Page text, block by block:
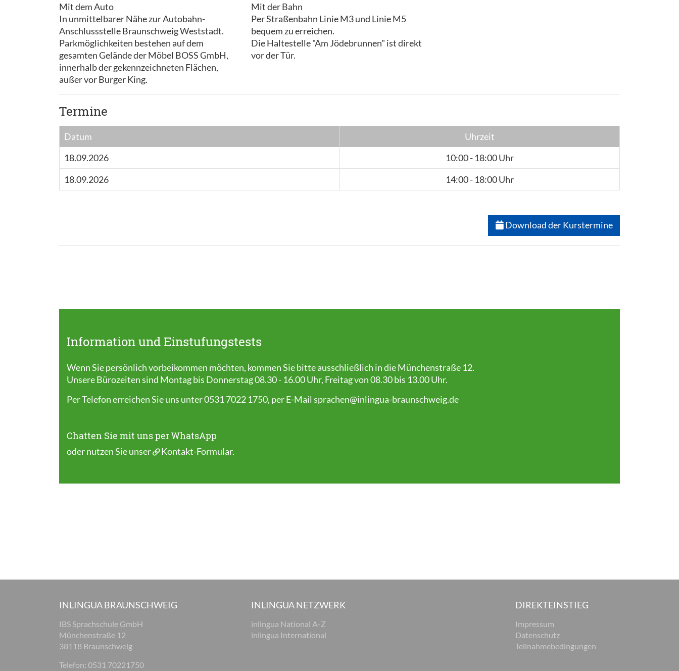
Mit dem Auto
In unmittelbarer Nähe zur Autobahn-
Anschlussstelle Braunschweig Weststadt.
Parkmöglichkeiten bestehen auf dem
gesamten Gelände der Möbel BOSS GmbH,
innerhalb der gekennzeichneten Flächen,
außer vor Burger King.
Mit der Bahn
Per Straßenbahn Linie M3 und Linie M5
bequem zu erreichen.
Die Haltestelle "Am Jödebrunnen" ist direkt
vor der Tür.
Termine
Datum
Uhrzeit
18.09.2026
10:00 - 18:00 Uhr
18.09.2026
14:00 - 18:00 Uhr
Download der Kurstermine
Information und Einstufungstests
Wenn Sie persönlich vorbeikommen möchten, kommen Sie bitte ausschließlich in die Münchenstraße 12.
Unsere Bürozeiten sind Montag bis Donnerstag 08.30 - 16.00 Uhr, Freitag von 08.30 bis 13.00 Uhr.
Per Telefon erreichen Sie uns unter 0531 7022 1750, per E-Mail sprachen@inlingua-braunschweig.de
Chatten Sie mit uns per WhatsApp
oder nutzen Sie unser Kontakt-Formular.
INLINGUA BRAUNSCHWEIG
IBS Sprachschule GmbH
Münchenstraße 12
38118 Braunschweig
Telefon: 0531 70221750
INLINGUA NETZWERK
inlingua National A-Z
inlingua International
DIREKTEINSTIEG
Impressum
Datenschutz
Teilnahmebedingungen